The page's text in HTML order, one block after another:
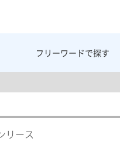
フリーワードで探す
リース